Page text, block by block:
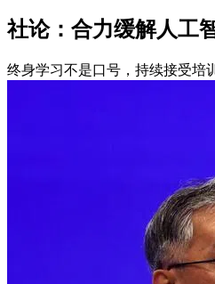
社论：合力缓解人工
终身学习不是口号，持续接受培